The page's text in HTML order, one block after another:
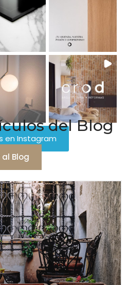
en Instagram
del Blog
al Blog